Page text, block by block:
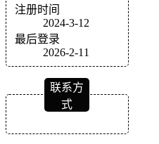
注册时间
2024-3-12
最后登录
2026-2-11
联系方
式